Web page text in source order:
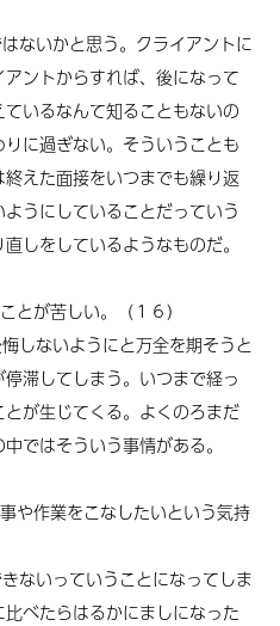
ないかと思う。クライアントに
ントからすれば、後になって
いるなんて知ることもないの
に過ぎない。そういうことも
えた面接をいつまでも繰り返
うにしていることだっていう
しをしているようなものだ。
とが苦しい。（１６）
しないようにと万全を期そうと
滞してしまう。いつまで経っ
が生じてくる。よくのろまだ
ではそういう事情がある。
や作業をこなしたいという気持
ないっていうことになってしま
べたらはるかにましになった